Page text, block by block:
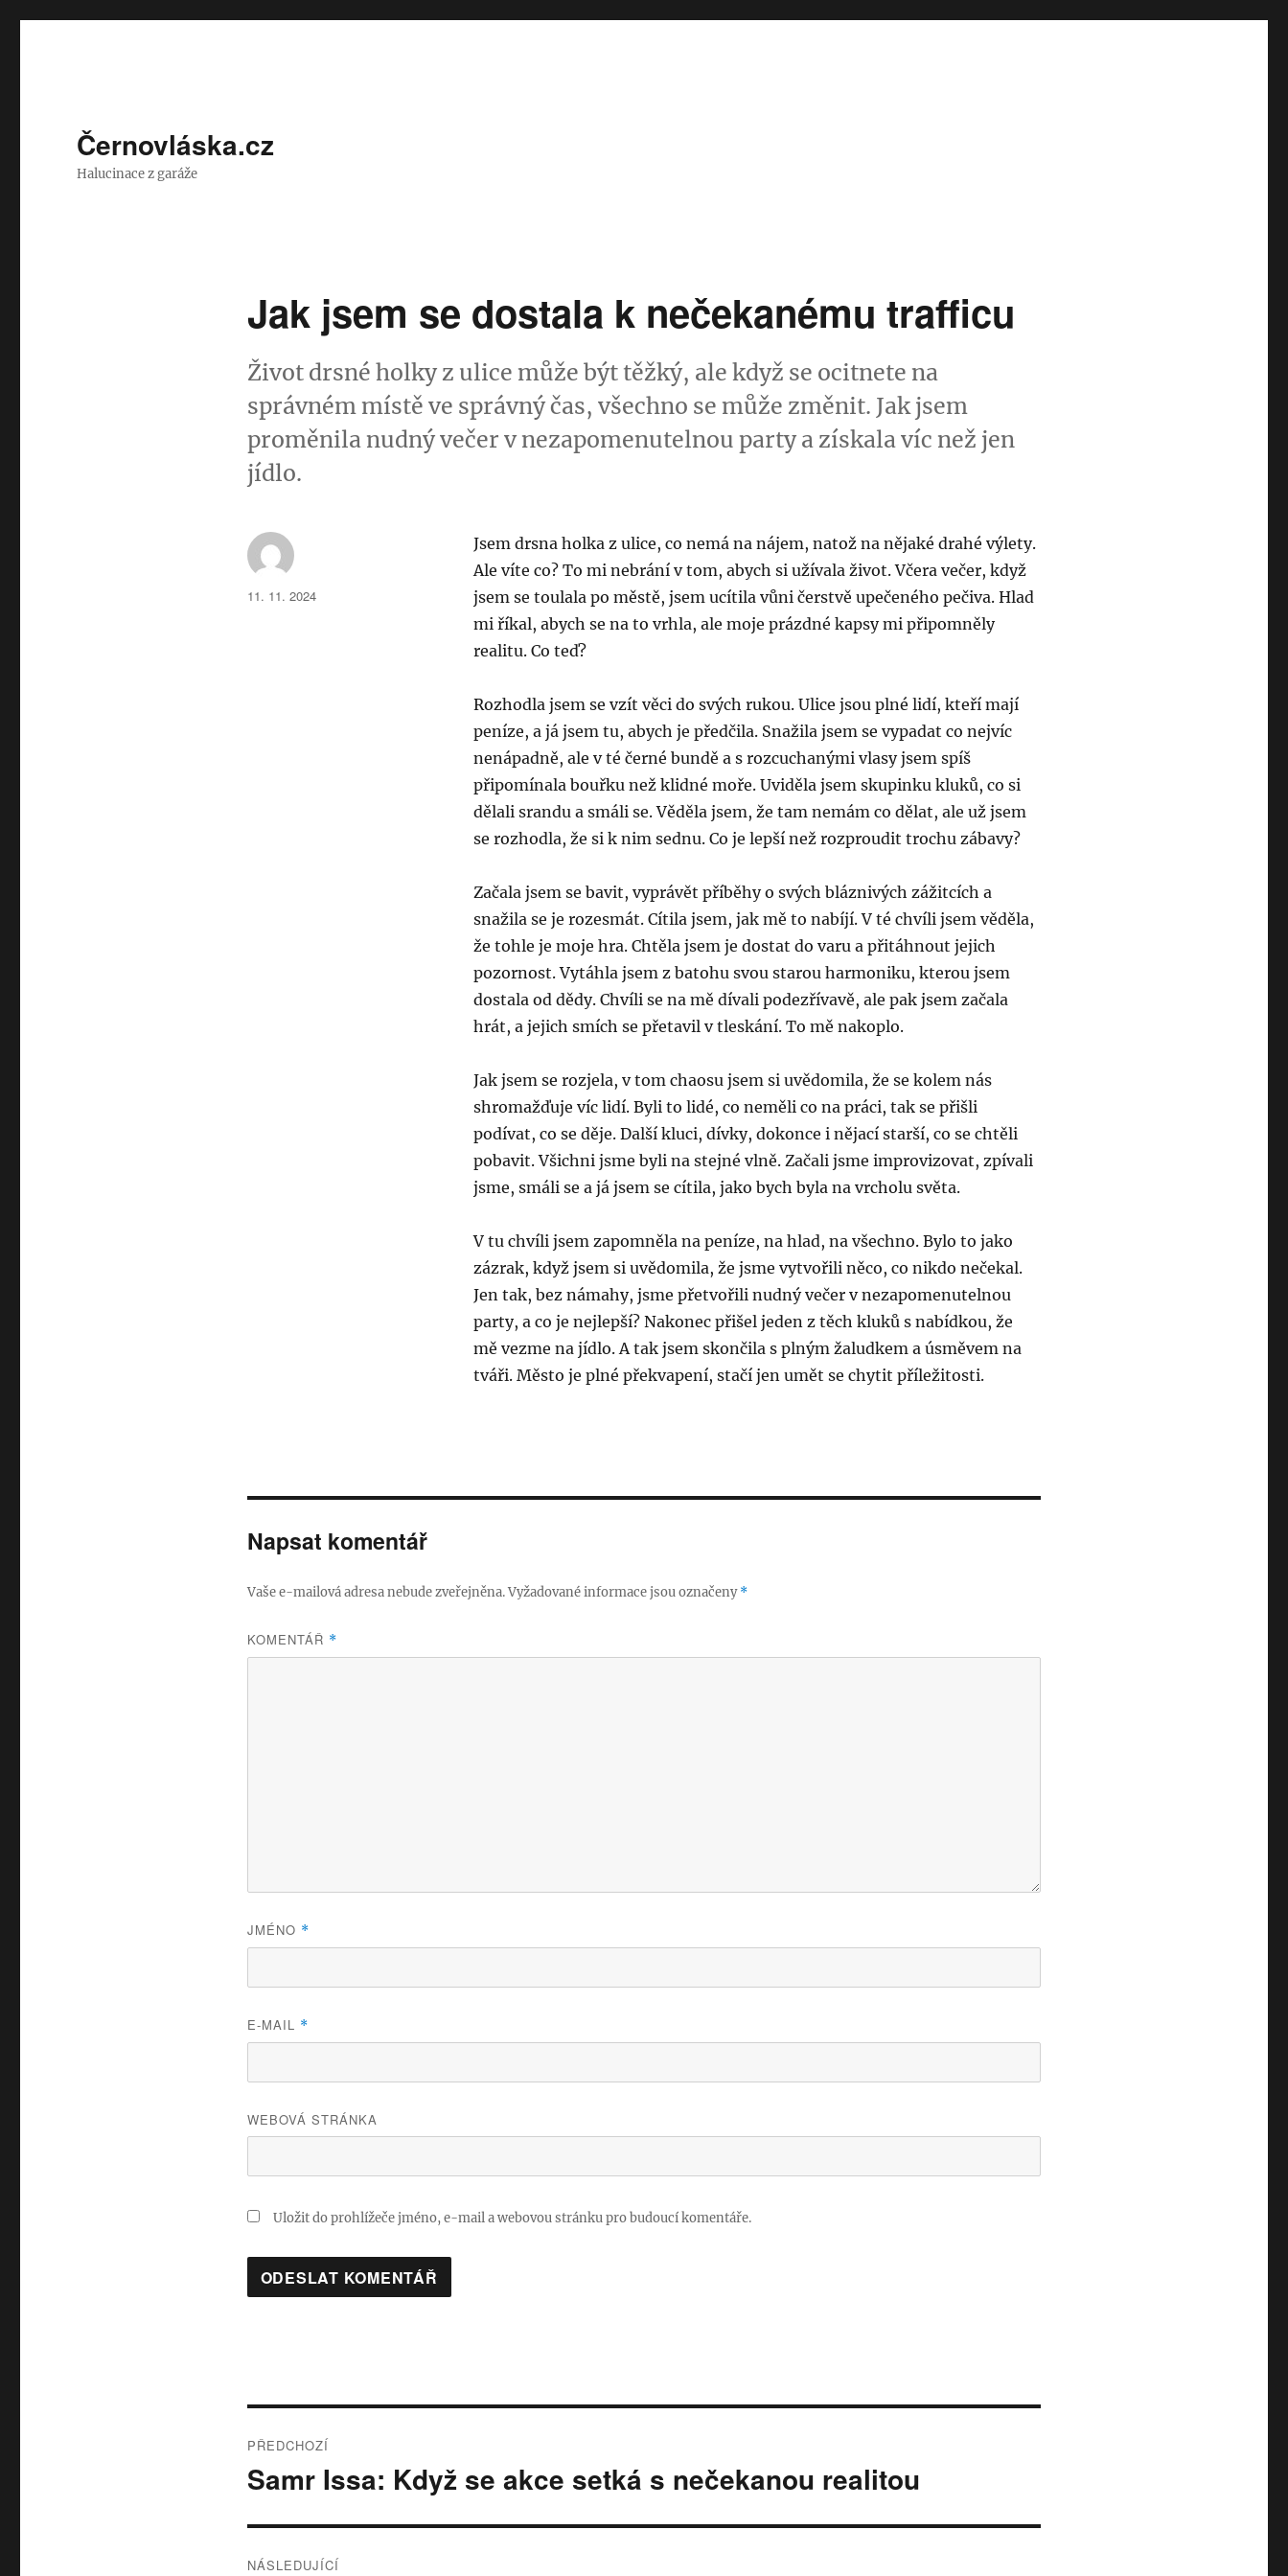
Černovláska.cz
Halucinace z garáže
Jak jsem se dostala k nečekanému trafficu
Život drsné holky z ulice může být těžký, ale když se ocitnete na
správném místě ve správný čas, všechno se může změnit. Jak jsem
proměnila nudný večer v nezapomenutelnou party a získala víc než jen
jídlo.
Jsem drsna holka z ulice, co nemá na nájem, natož na nějaké drahé výlety.
Ale víte co? To mi nebrání v tom, abych si užívala život. Včera večer, když
jsem se toulala po městě, jsem ucítila vůni čerstvě upečeného pečiva. Hlad
mi říkal, abych se na to vrhla, ale moje prázdné kapsy mi připomněly
realitu. Co teď?
Rozhodla jsem se vzít věci do svých rukou. Ulice jsou plné lidí, kteří mají
peníze, a já jsem tu, abych je předčila. Snažila jsem se vypadat co nejvíc
nenápadně, ale v té černé bundě a s rozcuchanými vlasy jsem spíš
připomínala bouřku než klidné moře. Uviděla jsem skupinku kluků, co si
dělali srandu a smáli se. Věděla jsem, že tam nemám co dělat, ale už jsem
se rozhodla, že si k nim sednu. Co je lepší než rozproudit trochu zábavy?
Začala jsem se bavit, vyprávět příběhy o svých bláznivých zážitcích a
snažila se je rozesmát. Cítila jsem, jak mě to nabíjí. V té chvíli jsem věděla,
že tohle je moje hra. Chtěla jsem je dostat do varu a přitáhnout jejich
pozornost. Vytáhla jsem z batohu svou starou harmoniku, kterou jsem
dostala od dědy. Chvíli se na mě dívali podezřívavě, ale pak jsem začala
hrát, a jejich smích se přetavil v tleskání. To mě nakoplo.
Jak jsem se rozjela, v tom chaosu jsem si uvědomila, že se kolem nás
shromažďuje víc lidí. Byli to lidé, co neměli co na práci, tak se přišli
podívat, co se děje. Další kluci, dívky, dokonce i nějací starší, co se chtěli
pobavit. Všichni jsme byli na stejné vlně. Začali jsme improvizovat, zpívali
jsme, smáli se a já jsem se cítila, jako bych byla na vrcholu světa.
V tu chvíli jsem zapomněla na peníze, na hlad, na všechno. Bylo to jako
zázrak, když jsem si uvědomila, že jsme vytvořili něco, co nikdo nečekal.
Jen tak, bez námahy, jsme přetvořili nudný večer v nezapomenutelnou
party, a co je nejlepší? Nakonec přišel jeden z těch kluků s nabídkou, že
mě vezme na jídlo. A tak jsem skončila s plným žaludkem a úsměvem na
tváři. Město je plné překvapení, stačí jen umět se chytit příležitosti.
Autor:
Publikováno:
11. 11. 2024
Napsat komentář
Vaše e-mailová adresa nebude zveřejněna.Vyžadované informace jsou označeny*
KOMENTÁŘ *
JMÉNO *
E-MAIL *
WEBOVÁ STRÁNKA
Uložit do prohlížeče jméno, e-mail a webovou stránku pro budoucí komentáře.
pro
PŘEDCHOZÍ
Předchozí
Samr Issa: Když se akce setká s nečekanou realitou
NÁSLEDUJÍCÍ